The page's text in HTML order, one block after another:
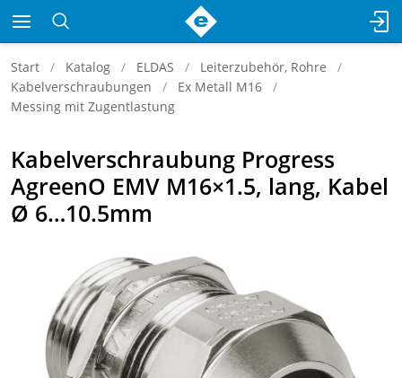
Start Katalog ELDAS
Leiterzubehör, Rohre
Kabelverschraubungen
Ex Metall M16
Messing mit Zugentlastung
Kabelverschraubung Progress
AgreenO EMV M16×1.5, lang, Kabel
Ø 6…10.5mm